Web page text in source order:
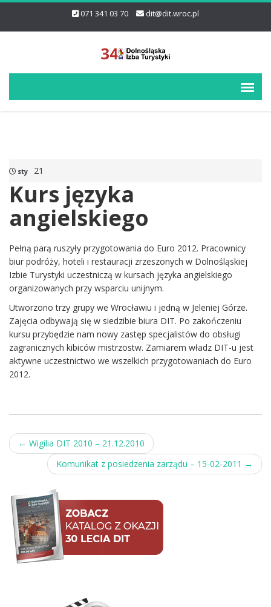
071 341 03 70 dit@dit.wroc.pl
sty 21
Kurs języka
angielskiego
Pełną parą ruszyły przygotowania do Euro 2012. Pracownicy
biur podróży, hoteli i restauracji zrzeszonych w Dolnośląskiej
Izbie Turystyki uczestniczą w kursach języka angielskiego
organizowanych przy wsparciu unijnym.
Utworzono trzy grupy we Wrocławiu i jedną w Jeleniej Górze.
Zajęcia odbywają się w siedzibie biura DIT. Po zakończeniu
kursu przybędzie nam nowy zastęp specjalistów do obsługi
zagranicznych kibiców mistrzostw. Zamiarem władz DIT-u jest
aktywne uczestnictwo we wszelkich przygotowaniach do Euro
2012.
Post
navigation
← Wigilia DIT 2010 – 21.12.2010
Komunikat z posiedzenia zarządu – 15-02-2011 →